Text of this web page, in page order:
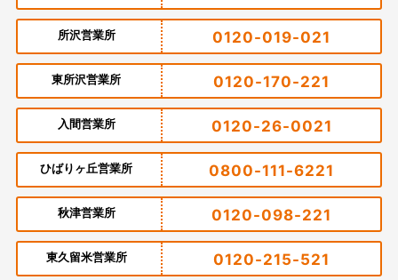
所沢営業所 0120-019-021
東所沢営業所 0120-170-221
入間営業所 0120-26-0021
ひばりヶ丘営業所 0800-111-6221
秋津営業所 0120-098-221
東久留米営業所 0120-215-521